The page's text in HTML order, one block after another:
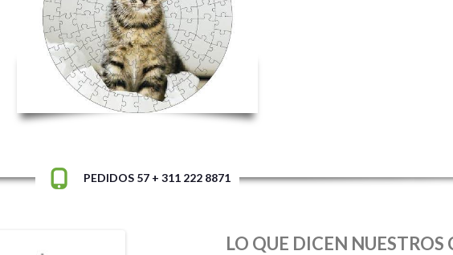
PEDIDOS 57 + 311 222 8871
LO QUE DICEN NUESTROS